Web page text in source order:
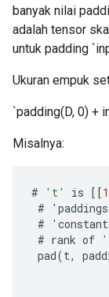
banyak nilai
adalah tensor
untuk padding
Ukuran empuk
`padding(D, 0) +
Misalnya:
# 't' is [[1
#
' paddings
#
'
# rank of
pad(t,